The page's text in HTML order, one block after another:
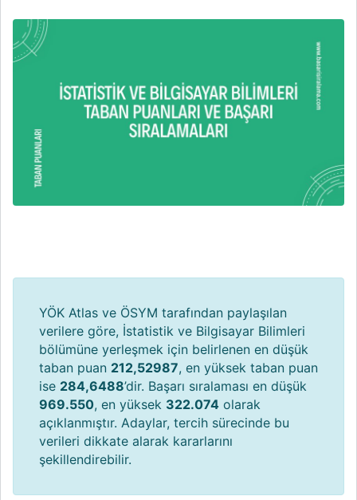
YÖK Atlas ve ÖSYM tarafından paylaşılan
verilere göre, İstatistik ve Bilgisayar Bilimleri
bölümüne yerleşmek için belirlenen en düşük
taban puan 212,52987, en yüksek taban puan
ise 284,6488’dir. Başarı sıralaması en düşük
969.550, en yüksek 322.074 olarak
açıklanmıştır. Adaylar, tercih sürecinde bu
verileri dikkate alarak kararlarını
şekillendirebilir.